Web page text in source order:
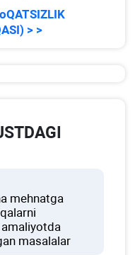
> >
mehnatga
masalalar